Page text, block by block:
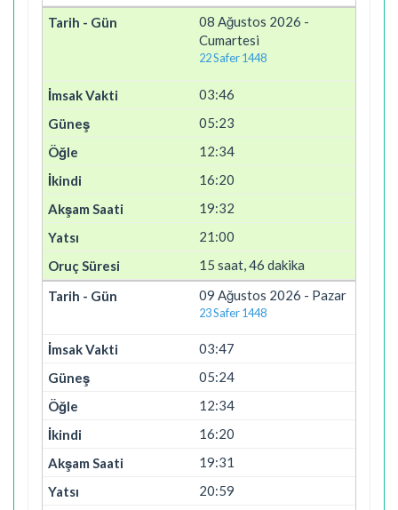
08 Ağustos 2026 -
Cumartesi
22 Safer 1448
03:46
05:23
12:34
16:20
19:32
21:00
15 saat, 46 dakika
09 Ağustos 2026 - Pazar
23 Safer 1448
03:47
05:24
12:34
16:20
19:31
20:59